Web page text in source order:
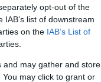
opt-out of the
list of downstream
on the IAB’s List of
and may gather and store
may click to grant or